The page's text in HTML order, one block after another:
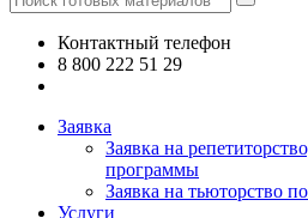
Контактный телефон
8 800 222 51 29
Заявка
Заявка на
программы
Заявка на тьюторство
Услуги